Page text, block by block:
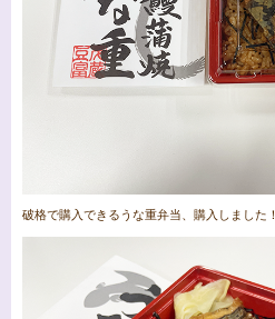
破格で購入できるうな重弁当、購入しました！